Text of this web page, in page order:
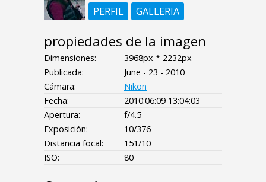
PERFIL
GALLERIA
propiedades de la imagen
Dimensiones:
3968px * 2232px
Publicada:
June - 23 - 2010
Cámara:
Nikon
Fecha:
2010:06:09 13:04:03
Apertura:
f/4.5
Exposición:
10/376
Distancia focal:
151/10
ISO:
80